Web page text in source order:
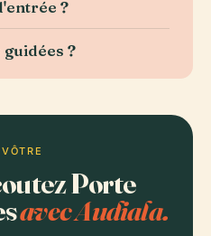
?
?
Porte
avec Audiala.